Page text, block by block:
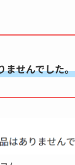
ませんでした。